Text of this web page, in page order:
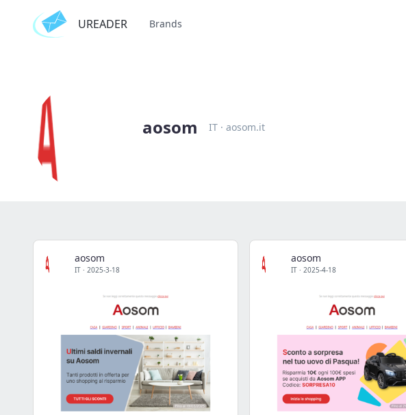
UREADER Brands
aosom IT · aosom.it
aosom
IT · 2025-3-18
aosom
IT · 2025-4-18